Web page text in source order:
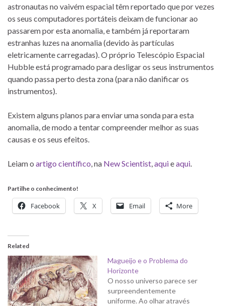
astronautas no vaivém espacial têm reportado que por vezes
os seus computadores portáteis deixam de funcionar ao
passarem por esta anomalia, e também já reportaram
estranhas luzes na anomalia (devido às partículas
eletricamente carregadas). O próprio Telescópio Espacial
Hubble está programado para desligar os seus instrumentos
quando passa perto desta zona (para não danificar os
instrumentos).
Existem alguns planos para enviar uma sonda para esta
anomalia, de modo a tentar compreender melhor as suas
causas e os seus efeitos.
Leiam o artigo científico, na New Scientist,aquieaqui.
Partilhe o conhecimento!
Facebook X Email More
Related
Magueijo e o Problema do
Horizonte
O nosso universo parece ser
surpreendentemente
uniforme. Ao olhar através